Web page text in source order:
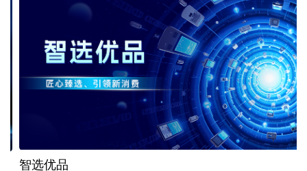
智选优品